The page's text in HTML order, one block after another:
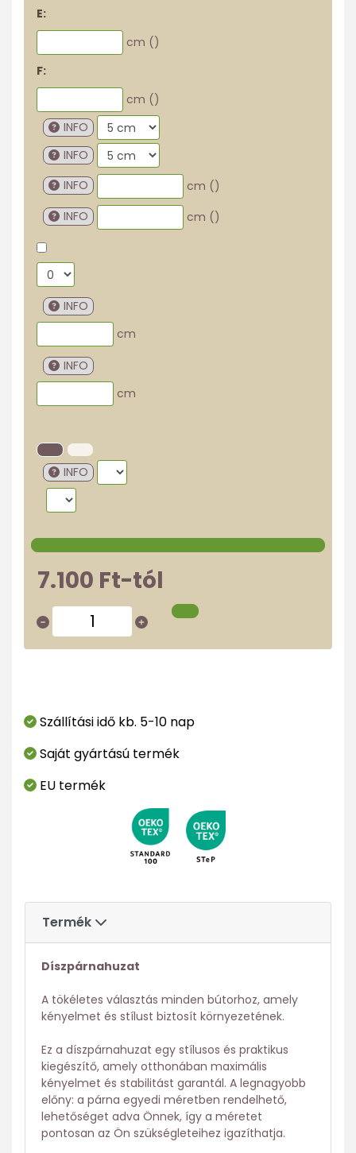
E:
cm ()
F:
cm ()
INFO
INFO
INFO
cm ()
INFO
cm ()
INFO
cm
INFO
cm
INFO
7.100 Ft-tól
Szállítási idő kb. 5-10 nap
Saját gyártású termék
EU termék
Termék
Díszpárnahuzat
A tökéletes választás minden bútorhoz, amely
kényelmet és stílust biztosít környezetének.
Ez a díszpárnahuzat egy stílusos és praktikus
kiegészítő, amely otthonában maximális
kényelmet és stabilitást garantál. A legnagyobb
előny: a párna egyedi méretben rendelhető,
lehetőséget adva Önnek, így a méretet
pontosan az Ön szükségleteihez igazíthatja.